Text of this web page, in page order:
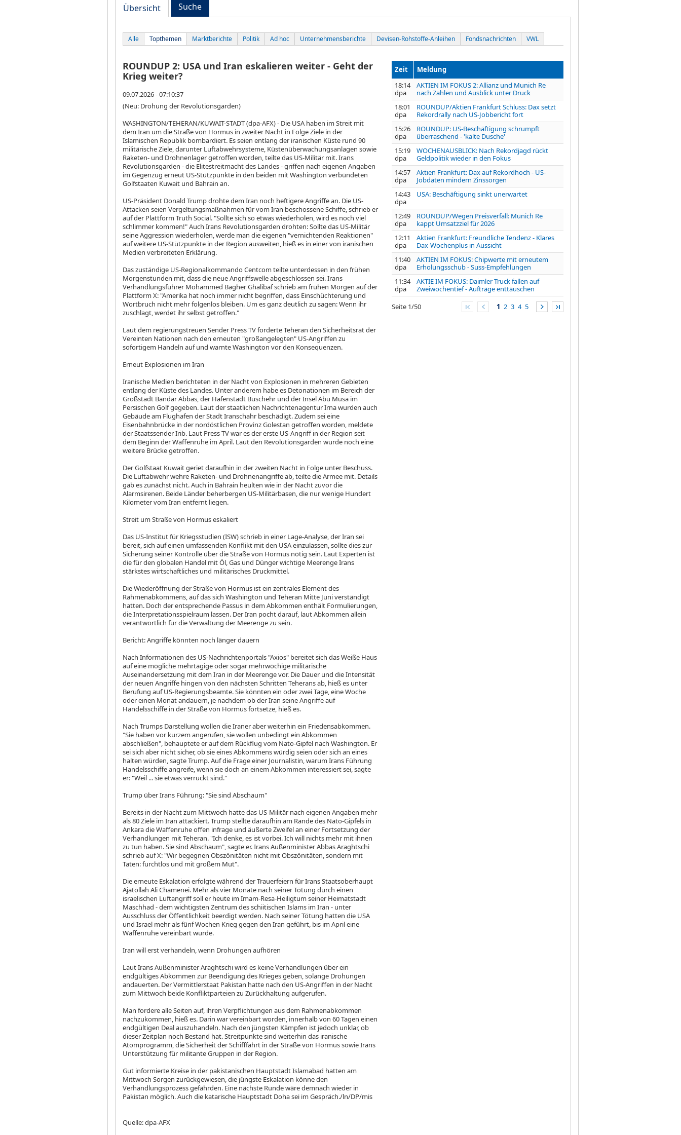
Übersicht Suche
Alle Topthemen Marktberichte Politik Ad hoc Unternehmensberichte Devisen-Rohstoffe-Anleihen Fondsnachrichten VWL
ROUNDUP 2: USA und Iran eskalieren weiter - Geht der
Krieg weiter?
09.07.2026 - 07:10:37
(Neu: Drohung der Revolutionsgarden)
WASHINGTON/TEHERAN/KUWAIT-STADT (dpa-AFX) - Die USA haben im Streit mit
dem Iran um die Straße von Hormus in zweiter Nacht in Folge Ziele in der
Islamischen Republik bombardiert. Es seien entlang der iranischen Küste rund 90
militärische Ziele, darunter Luftabwehrsysteme, Küstenüberwachungsanlagen sowie
Raketen- und Drohnenlager getroffen worden, teilte das US-Militär mit. Irans
Revolutionsgarden - die Elitestreitmacht des Landes - griffen nach eigenen Angaben
im Gegenzug erneut US-Stützpunkte in den beiden mit Washington verbündeten
Golfstaaten Kuwait und Bahrain an.
US-Präsident Donald Trump drohte dem Iran noch heftigere Angriffe an. Die US-
Attacken seien Vergeltungsmaßnahmen für vom Iran beschossene Schiffe, schrieb er
auf der Plattform Truth Social. "Sollte sich so etwas wiederholen, wird es noch viel
schlimmer kommen!" Auch Irans Revolutionsgarden drohten: Sollte das US-Militär
seine Aggression wiederholen, werde man die eigenen "vernichtenden Reaktionen"
auf weitere US-Stützpunkte in der Region ausweiten, hieß es in einer von iranischen
Medien verbreiteten Erklärung.
Das zuständige US-Regionalkommando Centcom teilte unterdessen in den frühen
Morgenstunden mit, dass die neue Angriffswelle abgeschlossen sei. Irans
Verhandlungsführer Mohammed Bagher Ghalibaf schrieb am frühen Morgen auf der
Plattform X: "Amerika hat noch immer nicht begriffen, dass Einschüchterung und
Wortbruch nicht mehr folgenlos bleiben. Um es ganz deutlich zu sagen: Wenn ihr
zuschlagt, werdet ihr selbst getroffen."
Laut dem regierungstreuen Sender Press TV forderte Teheran den Sicherheitsrat der
Vereinten Nationen nach den erneuten "großangelegten" US-Angriffen zu
sofortigem Handeln auf und warnte Washington vor den Konsequenzen.
Erneut Explosionen im Iran
Iranische Medien berichteten in der Nacht von Explosionen in mehreren Gebieten
entlang der Küste des Landes. Unter anderem habe es Detonationen im Bereich der
Großstadt Bandar Abbas, der Hafenstadt Buschehr und der Insel Abu Musa im
Persischen Golf gegeben. Laut der staatlichen Nachrichtenagentur Irna wurden auch
Gebäude am Flughafen der Stadt Iranschahr beschädigt. Zudem sei eine
Eisenbahnbrücke in der nordöstlichen Provinz Golestan getroffen worden, meldete
der Staatssender Irib. Laut Press TV war es der erste US-Angriff in der Region seit
dem Beginn der Waffenruhe im April. Laut den Revolutionsgarden wurde noch eine
weitere Brücke getroffen.
Der Golfstaat Kuwait geriet daraufhin in der zweiten Nacht in Folge unter Beschuss.
Die Luftabwehr wehre Raketen- und Drohnenangriffe ab, teilte die Armee mit. Details
gab es zunächst nicht. Auch in Bahrain heulten wie in der Nacht zuvor die
Alarmsirenen. Beide Länder beherbergen US-Militärbasen, die nur wenige Hundert
Kilometer vom Iran entfernt liegen.
Streit um Straße von Hormus eskaliert
Das US-Institut für Kriegsstudien (ISW) schrieb in einer Lage-Analyse, der Iran sei
bereit, sich auf einen umfassenden Konflikt mit den USA einzulassen, sollte dies zur
Sicherung seiner Kontrolle über die Straße von Hormus nötig sein. Laut Experten ist
die für den globalen Handel mit Öl, Gas und Dünger wichtige Meerenge Irans
stärkstes wirtschaftliches und militärisches Druckmittel.
Die Wiederöffnung der Straße von Hormus ist ein zentrales Element des
Rahmenabkommens, auf das sich Washington und Teheran Mitte Juni verständigt
hatten. Doch der entsprechende Passus in dem Abkommen enthält Formulierungen,
die Interpretationsspielraum lassen. Der Iran pocht darauf, laut Abkommen allein
verantwortlich für die Verwaltung der Meerenge zu sein.
Bericht: Angriffe könnten noch länger dauern
Nach Informationen des US-Nachrichtenportals "Axios" bereitet sich das Weiße Haus
auf eine mögliche mehrtägige oder sogar mehrwöchige militärische
Auseinandersetzung mit dem Iran in der Meerenge vor. Die Dauer und die Intensität
der neuen Angriffe hingen von den nächsten Schritten Teherans ab, hieß es unter
Berufung auf US-Regierungsbeamte. Sie könnten ein oder zwei Tage, eine Woche
oder einen Monat andauern, je nachdem ob der Iran seine Angriffe auf
Handelsschiffe in der Straße von Hormus fortsetze, hieß es.
Nach Trumps Darstellung wollen die Iraner aber weiterhin ein Friedensabkommen.
"Sie haben vor kurzem angerufen, sie wollen unbedingt ein Abkommen
abschließen", behauptete er auf dem Rückflug vom Nato-Gipfel nach Washington. Er
sei sich aber nicht sicher, ob sie eines Abkommens würdig seien oder sich an eines
halten würden, sagte Trump. Auf die Frage einer Journalistin, warum Irans Führung
Handelsschiffe angreife, wenn sie doch an einem Abkommen interessiert sei, sagte
er: "Weil ... sie etwas verrückt sind."
Trump über Irans Führung: "Sie sind Abschaum"
Bereits in der Nacht zum Mittwoch hatte das US-Militär nach eigenen Angaben mehr
als 80 Ziele im Iran attackiert. Trump stellte daraufhin am Rande des Nato-Gipfels in
Ankara die Waffenruhe offen infrage und äußerte Zweifel an einer Fortsetzung der
Verhandlungen mit Teheran. "Ich denke, es ist vorbei. Ich will nichts mehr mit ihnen
zu tun haben. Sie sind Abschaum", sagte er. Irans Außenminister Abbas Araghtschi
schrieb auf X: "Wir begegnen Obszönitäten nicht mit Obszönitäten, sondern mit
Taten: furchtlos und mit großem Mut".
Die erneute Eskalation erfolgte während der Trauerfeiern für Irans Staatsoberhaupt
Ajatollah Ali Chamenei. Mehr als vier Monate nach seiner Tötung durch einen
israelischen Luftangriff soll er heute im Imam-Resa-Heiligtum seiner Heimatstadt
Maschhad - dem wichtigsten Zentrum des schiitischen Islams im Iran - unter
Ausschluss der Öffentlichkeit beerdigt werden. Nach seiner Tötung hatten die USA
und Israel mehr als fünf Wochen Krieg gegen den Iran geführt, bis im April eine
Waffenruhe vereinbart wurde.
Iran will erst verhandeln, wenn Drohungen aufhören
Laut Irans Außenminister Araghtschi wird es keine Verhandlungen über ein
endgültiges Abkommen zur Beendigung des Krieges geben, solange Drohungen
andauerten. Der Vermittlerstaat Pakistan hatte nach den US-Angriffen in der Nacht
zum Mittwoch beide Konfliktparteien zu Zurückhaltung aufgerufen.
Man fordere alle Seiten auf, ihren Verpflichtungen aus dem Rahmenabkommen
nachzukommen, hieß es. Darin war vereinbart worden, innerhalb von 60 Tagen einen
endgültigen Deal auszuhandeln. Nach den jüngsten Kämpfen ist jedoch unklar, ob
dieser Zeitplan noch Bestand hat. Streitpunkte sind weiterhin das iranische
Atomprogramm, die Sicherheit der Schifffahrt in der Straße von Hormus sowie Irans
Unterstützung für militante Gruppen in der Region.
Gut informierte Kreise in der pakistanischen Hauptstadt Islamabad hatten am
Mittwoch Sorgen zurückgewiesen, die jüngste Eskalation könne den
Verhandlungsprozess gefährden. Eine nächste Runde wäre demnach wieder in
Pakistan möglich. Auch die katarische Hauptstadt Doha sei im Gespräch./ln/DP/mis
Quelle: dpa-AFX
Zeit
Meldung
18:14
dpa
AKTIEN IM FOKUS 2: Allianz und Munich Re
nach Zahlen und Ausblick unter Druck
18:01
dpa
ROUNDUP/Aktien Frankfurt Schluss: Dax setzt
Rekordrally nach US-Jobbericht fort
15:26
dpa
ROUNDUP: US-Beschäftigung schrumpft
überraschend - 'kalte Dusche'
15:19
dpa
WOCHENAUSBLICK: Nach Rekordjagd rückt
Geldpolitik wieder in den Fokus
14:57
dpa
Aktien Frankfurt: Dax auf Rekordhoch - US-
Jobdaten mindern Zinssorgen
14:43
dpa
USA: Beschäftigung sinkt unerwartet
12:49
dpa
ROUNDUP/Wegen Preisverfall: Munich Re
kappt Umsatzziel für 2026
12:11
dpa
Aktien Frankfurt: Freundliche Tendenz - Klares
Dax-Wochenplus in Aussicht
11:40
dpa
AKTIEN IM FOKUS: Chipwerte mit erneutem
Erholungsschub - Suss-Empfehlungen
11:34
dpa
AKTIE IM FOKUS: Daimler Truck fallen auf
Zweiwochentief - Aufträge enttäuschen
Seite 1/50 1 2 3 4 5